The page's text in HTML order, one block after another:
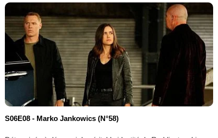
S06E08 - Marko Jankowics (N°58)